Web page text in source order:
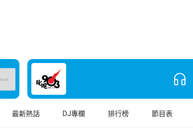
最新熱話 DJ專欄 排行榜 節目表